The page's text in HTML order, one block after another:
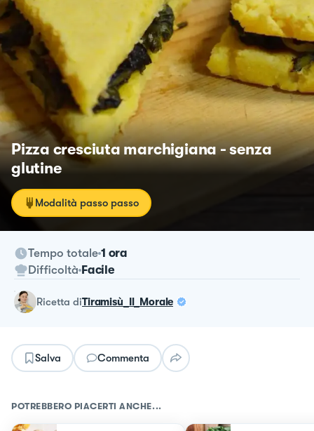
Pizza cresciuta marchigiana - senza
glutine
Modalità passo passo
Tempo totale 1 ora
Difficoltà Facile
ricetta diTiramisù_Il_Morale
Salva Commenta
POTREBBERO PIACERTI ANCHE...